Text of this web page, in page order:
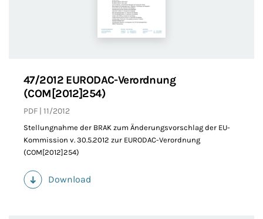
47/2012 EURODAC-Verordnung
(COM[2012]254)
PDF 11/2012
Stellungnahme der BRAK zum Änderungsvorschlag der EU-
Kommission v. 30.5.2012 zur EURODAC-Verordnung
(COM[2012]254)
Download
(PDF)